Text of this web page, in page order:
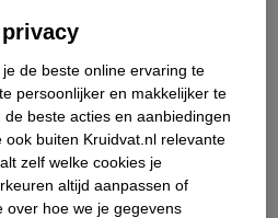
van deze datum aangemeld zijn en
te bekijken welke medicijnen
de beste online ervaring te
persoonlijker en makkelijker te
beste acties en aanbiedingen
buiten Kruidvat.nl relevante
zelf welke cookies je
altijd aanpassen of
over hoe we je gegevens